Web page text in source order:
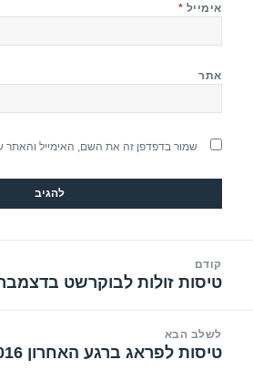
אימייל *
אתר
שמור בדפדפן זה את השם, האימייל והאתר
קודם
הפוסט
טיסות זולות לבוקרשט בדצמבר 05/12/
לשלב הבא
הפוסט
טיסות לפראג ברגע האחרון 30/11/2016